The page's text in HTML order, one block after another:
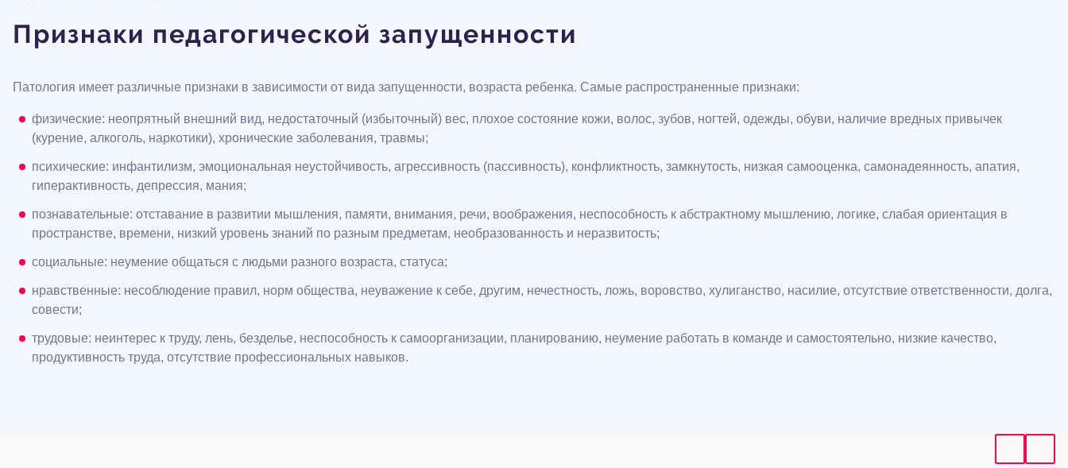
Признаки педагогической запущенности
Патология имеет различные признаки в зависимости от вида запущенности, возраста ребенка. Самые распространенные признаки:
физические: неопрятный внешний вид, недостаточный (избыточный) вес, плохое состояние кожи, волос, зубов, ногтей, одежды, обуви, наличие вредных привычек
(курение, алкоголь, наркотики), хронические заболевания, травмы;
психические: инфантилизм, эмоциональная неустойчивость, агрессивность (пассивность), конфликтность, замкнутость, низкая самооценка, самонадеянность, апатия,
гиперактивность, депрессия, мания;
познавательные: отставание в развитии мышления, памяти, внимания, речи, воображения, неспособность к абстрактному мышлению, логике, слабая ориентация в
пространстве, времени, низкий уровень знаний по разным предметам, необразованность и неразвитость;
социальные: неумение общаться с людьми разного возраста, статуса;
нравственные: несоблюдение правил, норм общества, неуважение к себе, другим, нечестность, ложь, воровство, хулиганство, насилие, отсутствие ответственности, долга,
совести;
трудовые: неинтерес к труду, лень, безделье, неспособность к самоорганизации, планированию, неумение работать в команде и самостоятельно, низкие качество,
продуктивность труда, отсутствие профессиональных навыков.